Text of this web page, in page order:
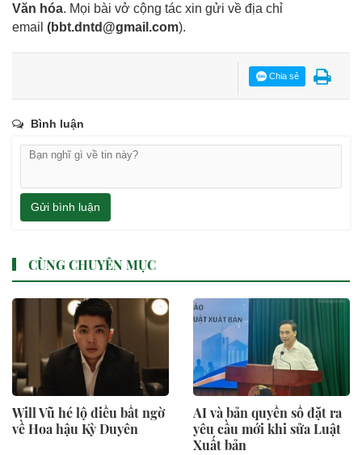
Văn hóa. Mọi bài vở cộng tác xin gửi về địa chỉ
email (bbt.dntd@gmail.com).
Chia sẻ
Bình luận
Gửi bình luận
CÙNG CHUYÊN MỤC
Will Vũ hé lộ điều bất ngờ
về Hoa hậu Kỳ Duyên
AI và bản quyền số đặt ra
yêu cầu mới khi sửa Luật
Xuất bản